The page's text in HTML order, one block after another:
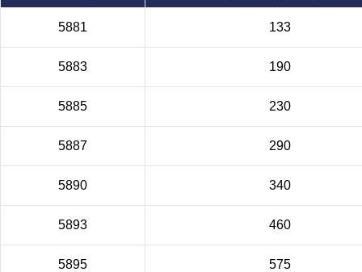
5881 133
5883 190
5885 230
5887 290
5890 340
5893 460
5895 575